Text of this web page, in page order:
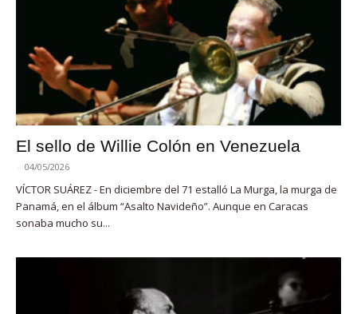
El sello de Willie Colón en Venezuela
- 04/05/2026
VÍCTOR SUÁREZ - En diciembre del 71 estalló La Murga, la murga de
Panamá, en el álbum “Asalto Navideño”. Aunque en Caracas
sonaba mucho su...